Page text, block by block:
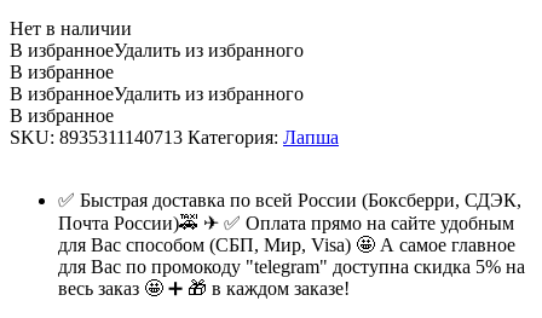
Нет в наличии
В избранноеУдалить из избранного
В избранное
В избранноеУдалить из избранного
В избранное
SKU: 8935311140713 Категория: Лапша
✅ Быстрая доставка по всей России (Боксберри, СДЭК,
Почта России)🚕 ✈ ✅ Оплата прямо на сайте удобным
для Вас способом (СБП, Мир, Visa) 🤩 А самое главное
для Вас по промокоду "telegram" доступна скидка 5% на
весь заказ 🤩 ➕ 🎁 в каждом заказе!